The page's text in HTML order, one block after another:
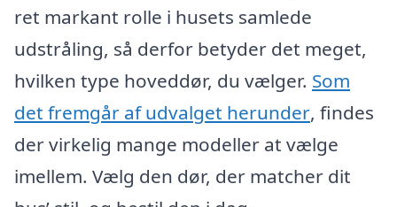
ret markant rolle i husets samlede
udstråling, så derfor betyder det meget,
hvilken type hoveddør, du vælger. Som
det fremgår af udvalget herunder, findes
der virkelig mange modeller at vælge
imellem. Vælg den dør, der matcher dit